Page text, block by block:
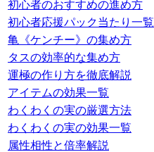
初心者のおすすめの進め方
初心者応援パック当たり一覧
亀《ケンチー》の集め方
タスの効率的な集め方
運極の作り方を徹底解説
アイテムの効果一覧
わくわくの実の厳選方法
わくわくの実の効果一覧
属性相性と倍率解説